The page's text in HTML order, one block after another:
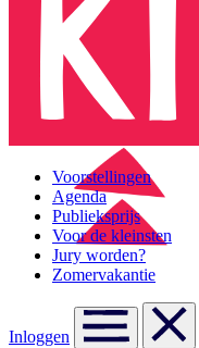
Voorstellingen
Agenda
Publieksprijs
Voor de kleinsten
Jury worden?
Zomervakantie
Inloggen